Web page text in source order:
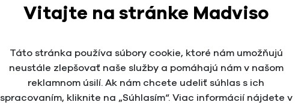
článok vám pomôže zorientovať sa a
Vitajte na stránke Madviso
Táto stránka používa súbory cookie, ktoré nám umožňujú
neustále zlepšovať naše služby a pomáhajú nám v našom
reklamnom úsilí. Ak nám chcete udeliť súhlas s ich
spracovaním, kliknite na „Súhlasím“. Viac informácií nájdete v